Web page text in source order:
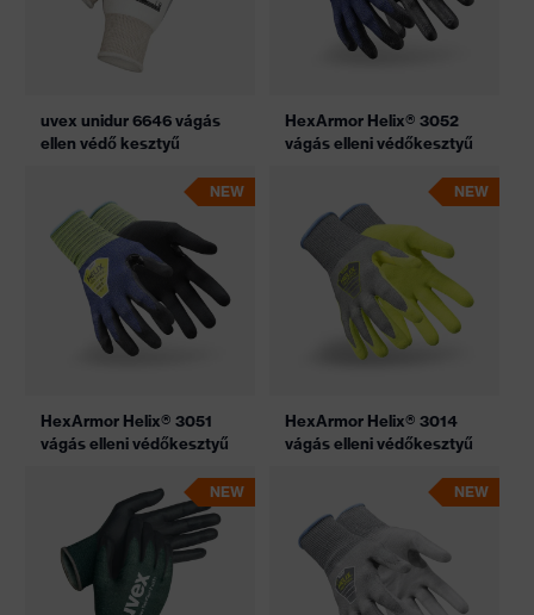
uvex unidur 6646 vágás
ellen védő kesztyű
HexArmor Helix® 3052
vágás elleni védőkesztyű
NEW
HexArmor Helix® 3051
vágás elleni védőkesztyű
NEW
HexArmor Helix® 3014
vágás elleni védőkesztyű
NEW NEW